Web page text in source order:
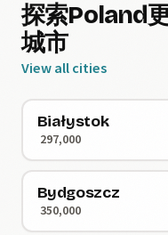
探索Poland
城市
View all cities
Białystok
297,000
Bydgoszcz
350,000